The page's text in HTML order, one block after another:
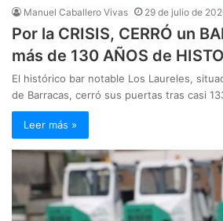
Manuel Caballero Vivas 29 de julio de
Por la CRISIS, CERRÓ un
más de 130 AÑOS de
El histórico bar notable Los Laureles,
de Barracas, cerró sus puertas tras casi
Leer más »